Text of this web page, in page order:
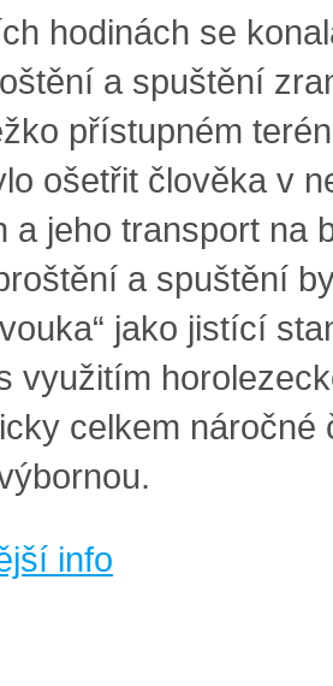
hodinách se
a spuštění
přístupném
ošetřit člověka v
a jeho transport na
a spuštění
jako jistící
využitím
celkem náročné
info